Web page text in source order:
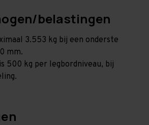
belastingen
3.553 kg bij een onderste
mm.
500 kg per legbordniveau, bij